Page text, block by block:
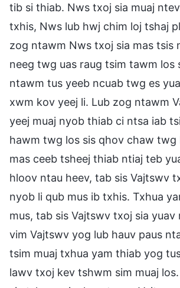
tib si thiab. Nws txoj sia muaj
txhis, Nws lub hwj chim loj tshaj
zog ntawm Nws txoj sia mas tsis
neeg twg uas raug tsim tawm los
ntawm tus yeeb ncuab twg es
xwm kov yeej li. Lub zog ntawm
yeej muaj nyob thiab ci ntsa iab
hawm twg los sis qhov chaw twg
mas ceeb tsheej thiab ntiaj teb
hloov ntau heev, tab sis Vajtswv
nyob li qub mus ib txhis. Txhua
mus, tab sis Vajtswv txoj sia yuav
vim Vajtswv yog lub hauv paus
tsim muaj txhua yam thiab yog
lawv txoj kev tshwm sim muaj